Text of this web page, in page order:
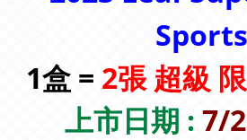
Sports
1盒 = 2張超級
上市日期 : 7/